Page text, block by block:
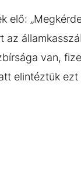
elő:
az
van,
elintéztük ezt